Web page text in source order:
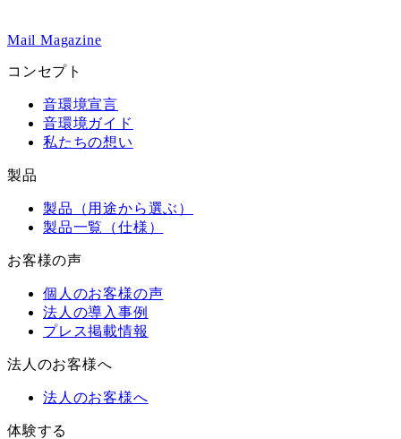
Mail Magazine
コンセプト
音環境宣言
音環境ガイド
私たちの想い
製品
製品（用途から選ぶ）
製品一覧（仕様）
お客様の声
個人のお客様の声
法人の導入事例
プレス掲載情報
法人のお客様へ
法人のお客様へ
体験する